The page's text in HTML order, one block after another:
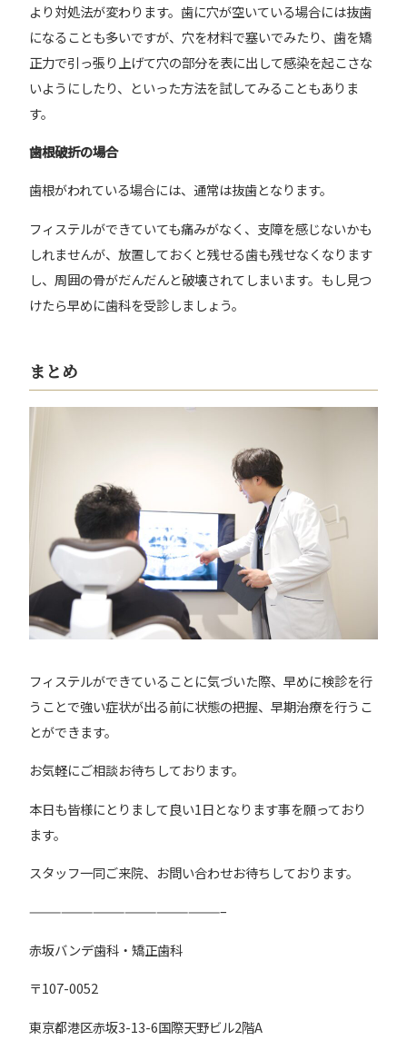
より対処法が変わります。歯に穴が空いている場合には抜歯
になることも多いですが、穴を材料で塞いでみたり、歯を矯
正力で引っ張り上げて穴の部分を表に出して感染を起こさな
いようにしたり、といった方法を試してみることもありま
す。
歯根破折の場合
歯根がわれている場合には、通常は抜歯となります。
フィステルができていても痛みがなく、支障を感じないかも
しれませんが、放置しておくと残せる歯も残せなくなります
し、周囲の骨がだんだんと破壊されてしまいます。もし見つ
けたら早めに歯科を受診しましょう。
まとめ
フィステルができていることに気づいた際、早めに検診を行
うことで強い症状が出る前に状態の把握、早期治療を行うこ
とができます。
お気軽にご相談お待ちしております。
本日も皆様にとりまして良い1日となります事を願っており
ます。
スタッフ一同ご来院、お問い合わせお待ちしております。
——————————————————–
赤坂バンデ歯科・矯正歯科
〒107-0052
東京都港区赤坂3-13-6国際天野ビル2階A